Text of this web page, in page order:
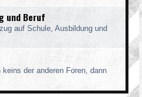
und Beruf
auf Schule, Ausbildung und
der anderen Foren, dann